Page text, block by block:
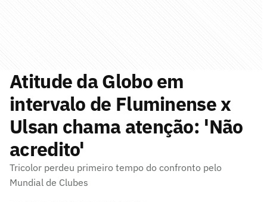
Atitude da Globo em
intervalo de Fluminense x
Ulsan chama atenção: 'Não
acredito'
Tricolor perdeu primeiro tempo do confronto pelo
Mundial de Clubes